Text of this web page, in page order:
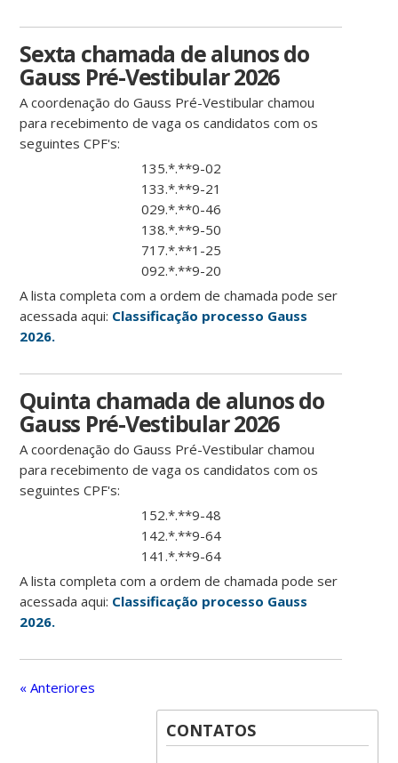
Sexta chamada de alunos do
Gauss Pré-Vestibular 2026
A coordenação do Gauss Pré-Vestibular chamou
para recebimento de vaga os candidatos com os
seguintes CPF's:
135.*.**9-02
133.*.**9-21
029.*.**0-46
138.*.**9-50
717.*.**1-25
092.*.**9-20
A lista completa com a ordem de chamada pode ser
acessada aqui: Classificação processo Gauss
2026.
Quinta chamada de alunos do
Gauss Pré-Vestibular 2026
A coordenação do Gauss Pré-Vestibular chamou
para recebimento de vaga os candidatos com os
seguintes CPF's:
152.*.**9-48
142.*.**9-64
141.*.**9-64
A lista completa com a ordem de chamada pode ser
acessada aqui: Classificação processo Gauss
2026.
« Anteriores
CONTATOS